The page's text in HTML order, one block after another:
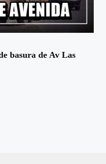
basura de Av Las